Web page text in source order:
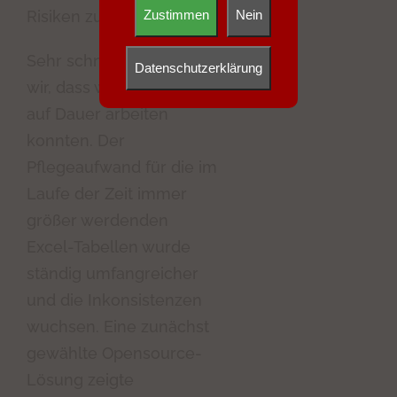
Risiken zu behandeln.
Sehr schnell erkannten
wir, dass wir damit nicht
auf Dauer arbeiten
Zustimmen Nein
Datenschutzerklärung